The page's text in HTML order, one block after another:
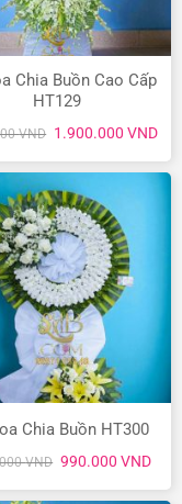
Chia Buồn Cao Cấp
HT129
VND Giá
gốc
là:
2.200.000 VND.
1.900.000 VNDGiá
tại
là:
Chia Buồn HT300
VND Giá
là:
990.000 VNDGiá
tại